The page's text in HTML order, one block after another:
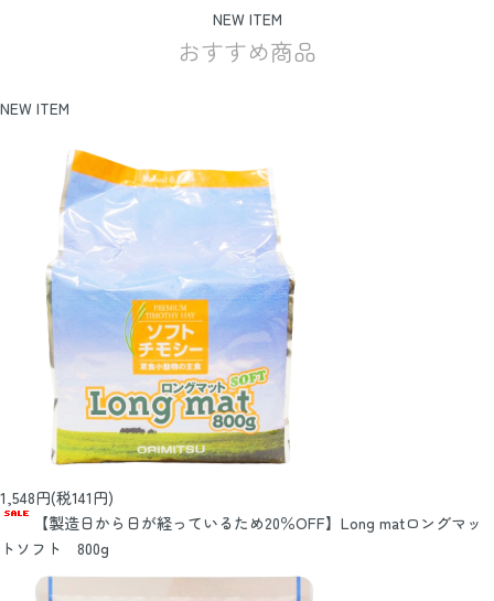
NEW ITEM
おすすめ商品
NEW ITEM
1,548円(税141円)
【製造日から日が経っているため20％OFF】Long matロングマッ
トソフト 800g